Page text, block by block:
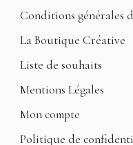
Conditions générales
La Boutique Créative
Liste de souhaits
Mentions Légales
Mon compte
Politique de